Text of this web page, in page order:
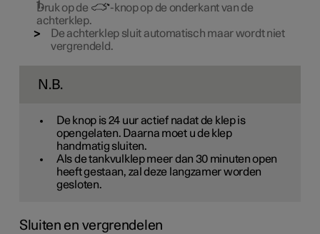
Druk op de
-knop op de onderkant van de
achterklep.
De achterklep sluit automatisch maar wordt niet
vergrendeld.
N.B.
De knop is24 uuractief nadat de klep is
opengelaten. Daarna moet u de klep
handmatig sluiten.
Als de tankvulklep meer dan 30 minuten open
heeft gestaan, zal deze langzamer worden
gesloten.
Sluiten en vergrendelen